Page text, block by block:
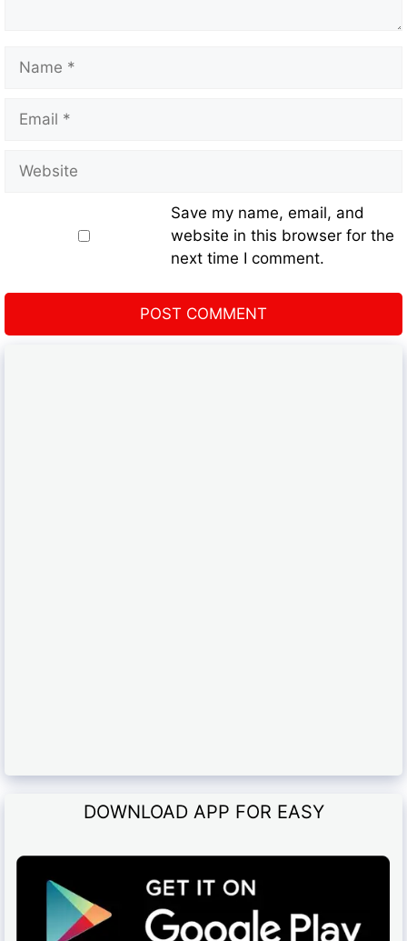
Save my name, email, and
website in this browser for the
next time I comment.
DOWNLOAD APP FOR EASY